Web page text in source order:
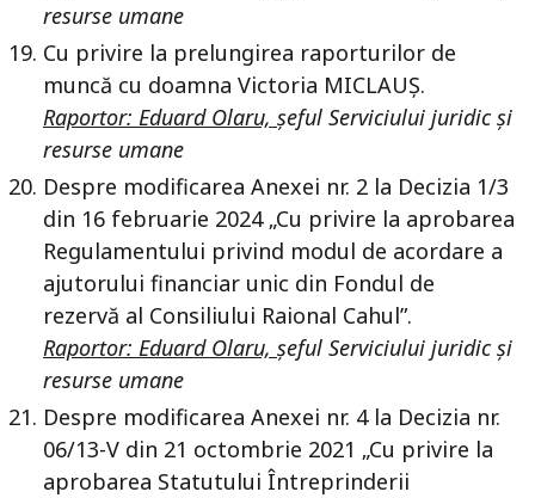
resurse umane
Cu privire la prelungirea raporturilor de
muncă cu doamna Victoria MICLAUȘ.
Raportor: Eduard Olaru, șeful Serviciului juridic și
resurse umane
Despre modificarea Anexei nr. 2 la Decizia 1/3
din 16 februarie 2024 „Cu privire la aprobarea
Regulamentului privind modul de acordare a
ajutorului financiar unic din Fondul de
rezervă al Consiliului Raional Cahul”.
Raportor: Eduard Olaru, șeful Serviciului juridic și
resurse umane
Despre modificarea Anexei nr. 4 la Decizia nr.
06/13-V din 21 octombrie 2021 „Cu privire la
aprobarea Statutului Întreprinderii